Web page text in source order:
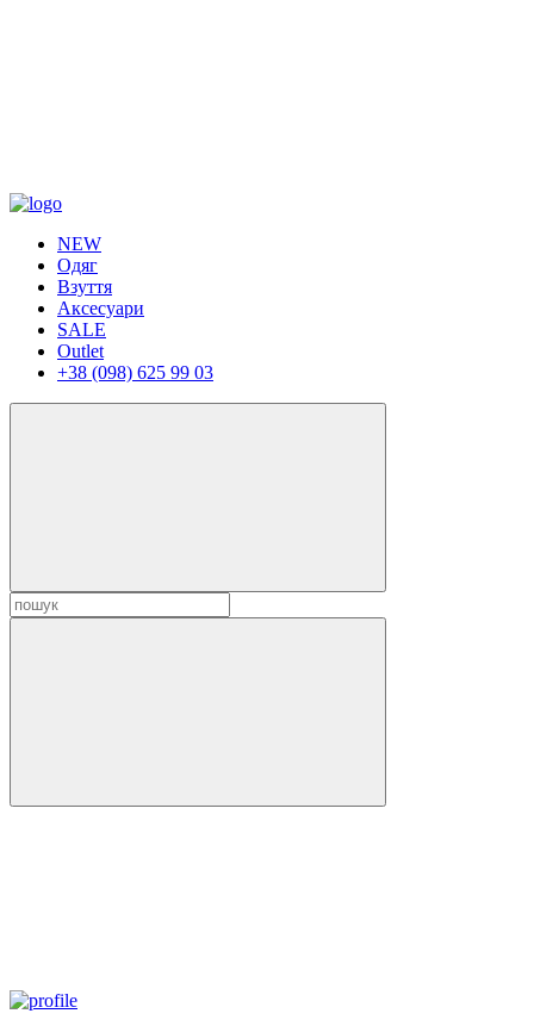
NEW
Одяг
Взуття
Аксесуари
SALE
Outlet
+38 (098) 625 99 03